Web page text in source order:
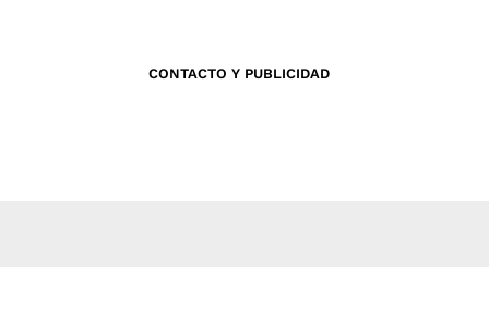
CONTACTO Y PUBLICIDAD